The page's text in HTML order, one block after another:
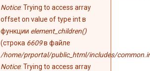
Notice: Trying to access array
offset on value of type int в
функции element_children()
(строка 6609в файле
/home/prportal/public_html/includes/
Notice: Trying to access array